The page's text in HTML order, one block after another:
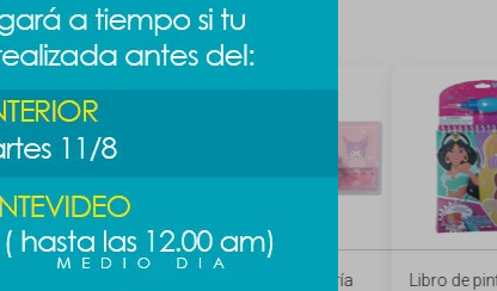
te pueden interesar
Juego geometría
Libro de